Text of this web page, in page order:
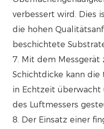
verbessert wird. Dies
die hohen
beschichtete
7. Mit dem
Schichtdicke kann die
in Echtzeit überwacht
des Luftmessers
8. Der Einsatz einer